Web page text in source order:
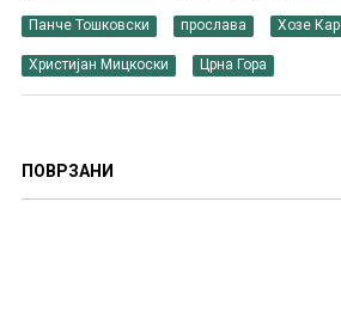
Панче Тошковски прослава Хозе
Христијан Мицкоски Црна Гора
ПОВРЗАНИ